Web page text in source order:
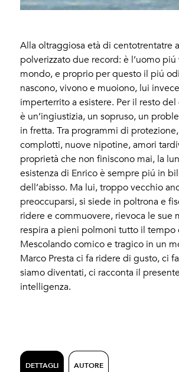
Alla oltraggiosa età di centotrentatre
polverizzato due record: è l’uomo
mondo, e proprio per questo il piú
nascono, vivono e muoiono, lui
imperterrito a esistere. Per il resto
è un’ingiustizia, un sopruso, un
in fretta. Tra programmi di
complotti, nuove nipotine, amori
proprietà che non finiscono mai, la
esistenza di Enrico è sempre piú in
dell’abisso. Ma lui, troppo vecchio
preoccuparsi, si siede in poltrona e
ridere e commuovere, rievoca le sue
respira a pieni polmoni tutto il tempo
Mescolando comico e tragico in un
Marco Presta ci fa ridere di gusto, ci
siamo diventati, ci racconta il
intelligenza.
DETTAGLI AUTORE